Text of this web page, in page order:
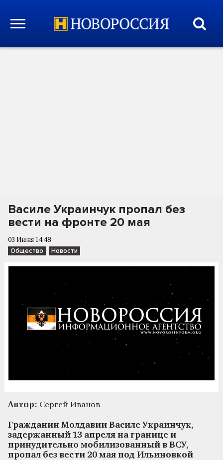
Василе Украинчук пропал без
вести на фронте 20 мая
03 Июня 14:48
Общество Новости
Автор: Сергей Иванов
Гражданин Молдавии Василе Украинчук,
задержанный 13 апреля на границе и
принудительно мобилизованный в ВСУ,
пропал без вести 20 мая под Ильиновкой